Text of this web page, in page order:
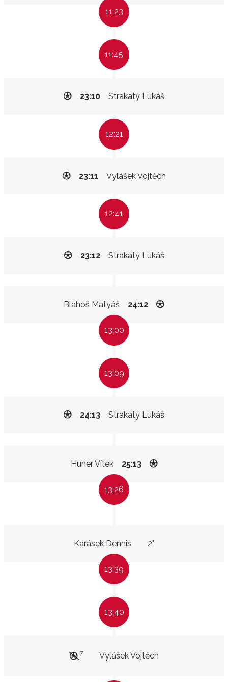
11:23
11:45
Strakatý Lukáš
23:10
12:21
Vylášek Vojtěch
23:11
12:41
Strakatý Lukáš
23:12
Blahoš Matyáš 24:12
13:00
13:09
Strakatý Lukáš
24:13
Huner Vítek 25:13
13:26
Karásek Dennis 2"
13:39
13:40
Vylášek Vojtěch
7